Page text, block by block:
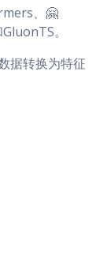
、🤗
。
据转换为特征